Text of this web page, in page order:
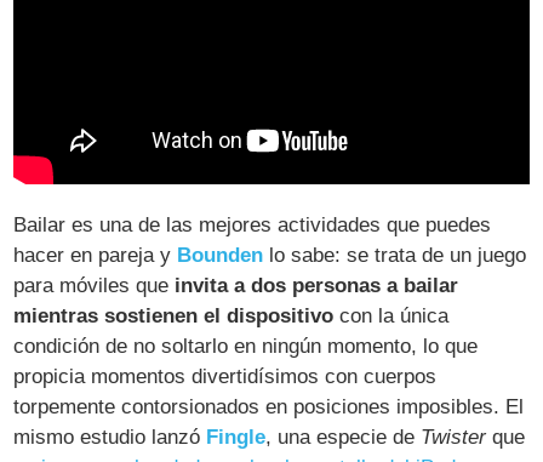
Bailar es una de las mejores actividades que puedes
hacer en pareja y Bounden lo sabe: se trata de un juego
para móviles que invita a dos personas a bailar
mientras sostienen el dispositivo con la única
condición de no soltarlo en ningún momento, lo que
propicia momentos divertidísimos con cuerpos
torpemente contorsionados en posiciones imposibles. El
mismo estudio lanzó Fingle, una especie de Twisterque